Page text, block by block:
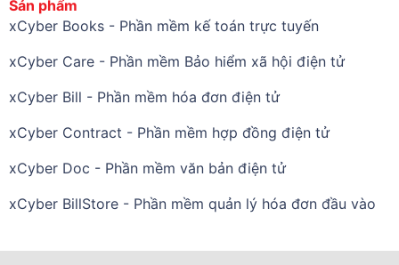
Sản phẩm
xCyber Books - Phần mềm kế toán trực tuyến
xCyber Care - Phần mềm Bảo hiểm xã hội điện tử
xCyber Bill - Phần mềm hóa đơn điện tử
xCyber Contract - Phần mềm hợp đồng điện tử
xCyber Doc - Phần mềm văn bản điện tử
xCyber BillStore - Phần mềm quản lý hóa đơn đầu vào